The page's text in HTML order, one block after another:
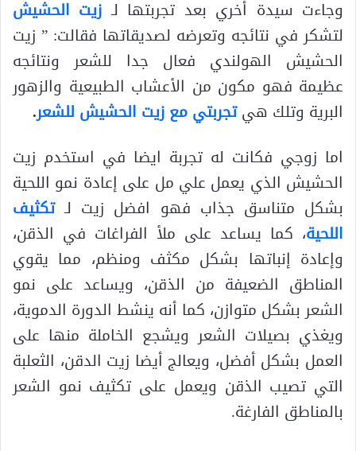
وجاءت سيدة أخري بعد تجربتها لـ زيت الحشيش
لتشكر في نتائجه وتعرضه لصديقاتها فقالت: ” زيت
الحشيش الهولندي فعال جدا للشعر ونتائجه
عظيمة فهو مكون من الأعشاب الطبيعية والزهور
البرية وتلك هيتجربتي مع زيت الحشيش للشعر.
اما زوجي فكانت له تجربة ايضا في استخدم زيت
الحشيش الذي يعمل علي مل على إعادة نمو اللحية
بشكل متناسق جذاب فهو افضل زيت لـتكثيف
اللحية، كما يساعد على ملأ الفراغات في الذقن،
وإعادة إنباتها بشكل مكثف ومنظم، مما يقوي
المناطق الضعيفة من الذقن، ويساعد على نمو
الشعر بشكل متوازن، كما أنه ينشط الدورة الدموية،
ويغذي بصيلات الشعر ويشجع الخاملة منها على
العمل بشكل أفضل، ويعالج أيضا زيت الدقن، الثعلبة
التي تصيب الذقن ويعمل على تكثيف نمو الشعر
بالمناطق الفارغة.